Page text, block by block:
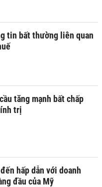
tin bất thường liên quan
tăng mạnh bất chấp
trị
hấp dẫn với doanh
đầu của Mỹ